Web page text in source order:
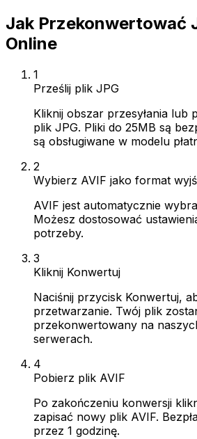
Jak Przekonwertować
Online
1
Prześlij plik JPG
Kliknij obszar przesyłania lub
plik JPG. Pliki do 25MB są
są obsługiwane w modelu
2
Wybierz AVIF jako format
AVIF jest automatycznie
Możesz dostosować
potrzeby.
3
Kliknij Konwertuj
Naciśnij przycisk Konwertuj,
przetwarzanie. Twój plik
przekonwertowany na
serwerach.
4
Pobierz plik AVIF
Po zakończeniu konwersji
zapisać nowy plik AVIF.
przez 1 godzinę.